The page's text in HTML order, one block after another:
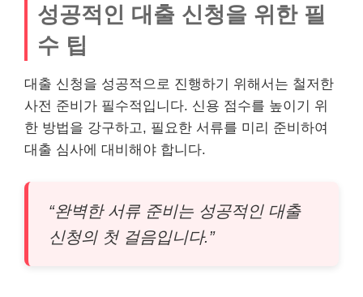
성공적인 대출 신청을 위한 필
수 팁
대출 신청을 성공적으로 진행하기 위해서는 철저한
사전 준비가 필수적입니다. 신용 점수를 높이기 위
한 방법을 강구하고, 필요한 서류를 미리 준비하여
대출 심사에 대비해야 합니다.
“완벽한 서류 준비는 성공적인 대출
신청의 첫 걸음입니다.”